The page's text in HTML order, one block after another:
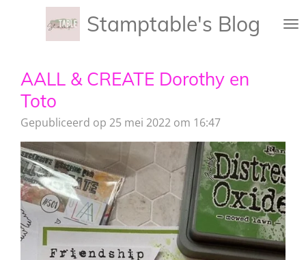
hoofdinhoud
Stamptable's Blog
AALL & CREATE Dorothy en
Toto
Gepubliceerd op 25 mei 2022 om 16:47